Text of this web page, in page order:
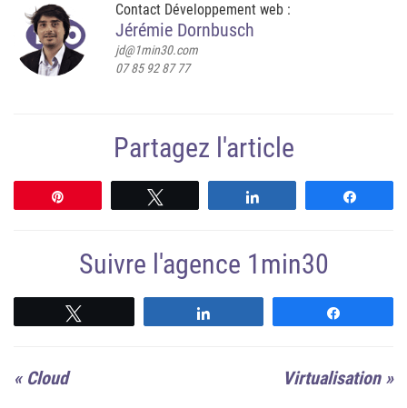
Contact Développement web :
Jérémie Dornbusch
jd@1min30.com
07 85 92 87 77
Partagez l'article
Suivre l'agence 1min30
« Cloud Virtualisation»